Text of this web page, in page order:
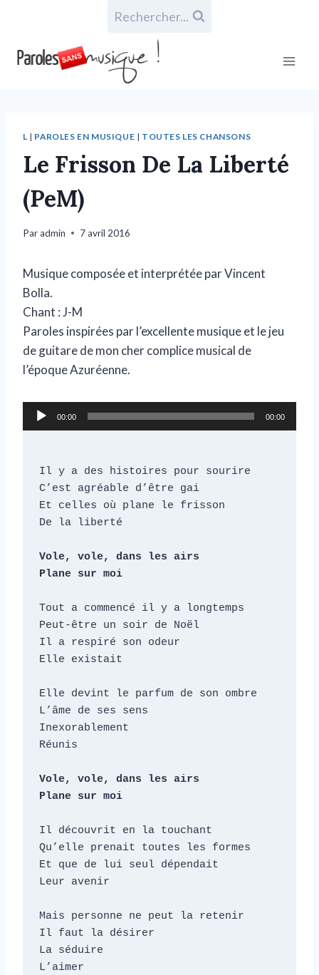
Rechercher...
L | PAROLES EN MUSIQUE | TOUTES LES CHANSONS
Le Frisson De La Liberté
(PeM)
Paradmin 7 avril 2016
Musique composée et interprétée par Vincent
Bolla.
Chant : J-M
Paroles inspirées par l’excellente musique et le jeu
de guitare de mon cher complice musical de
l’époque Azuréenne.
e
00:00 00:00
Il y a des histoires pour sourire
C’est agréable d’être gai
Et celles où plane le frisson
De la liberté
Vole, vole, dans les airs
Plane sur moi
Tout a commencé il y a longtemps
Peut-être un soir de Noël
Il a respiré son odeur
Elle existait
Elle devint le parfum de son ombre
L’âme de ses sens
Inexorablement
Réunis
Vole, vole, dans les airs
Plane sur moi
Il découvrit en la touchant
Qu’elle prenait toutes les formes
Et que de lui seul dépendait
Leur avenir
Mais personne ne peut la retenir
Il faut la désirer
La séduire
L’aimer